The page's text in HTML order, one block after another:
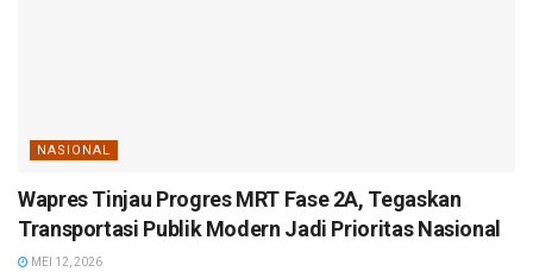
NASIONAL
Wapres Tinjau Progres MRT Fase 2A, Tegaskan
Transportasi Publik Modern Jadi Prioritas Nasional
MEI 12, 2026